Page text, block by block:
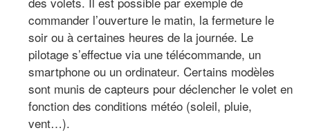
commander l’ouverture le matin, la fermeture le
soir ou à certaines heures de la journée. Le
pilotage s’effectue via une télécommande, un
smartphone ou un ordinateur. Certains modèles
sont munis de capteurs pour déclencher le volet en
fonction des conditions météo (soleil, pluie,
vent…).